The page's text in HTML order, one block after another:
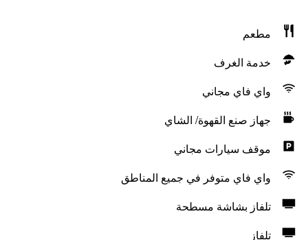
مطعم
خدمة الغرف
واي فاي مجاني
جهاز صنع القهوة/ الشاي
موقف سيارات مجاني
واي فاي متوفر في جميع المناطق
تلفاز بشاشة مسطحة
تلفاز